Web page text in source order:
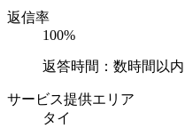
返信率
100%
返答時間：数時間以内
サービス提供エリア
タイ